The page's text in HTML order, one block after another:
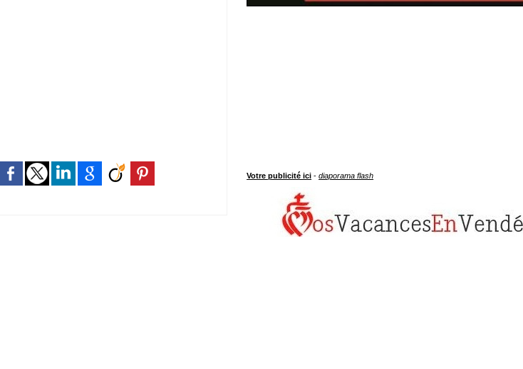
Votre publicité ici -diaporama flash